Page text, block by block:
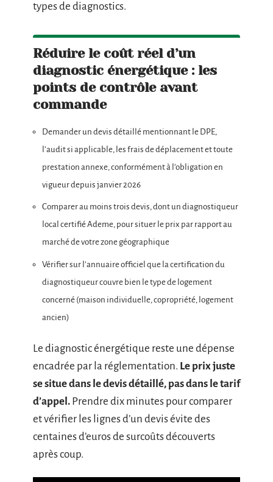
types de diagnostics.
Réduire le coût réel d’un
diagnostic énergétique : les
points de contrôle avant
commande
Demander un devis détaillé mentionnant le DPE,
l’audit si applicable, les frais de déplacement et toute
prestation annexe, conformément à l’obligation en
vigueur depuis janvier 2026
Comparer au moins trois devis, dont un diagnostiqueur
local certifié Ademe, pour situer le prix par rapport au
marché de votre zone géographique
Vérifier sur l’annuaire officiel que la certification du
diagnostiqueur couvre bien le type de logement
concerné (maison individuelle, copropriété, logement
ancien)
Le diagnostic énergétique reste une dépense
encadrée par la réglementation. Le prix juste
se situe dans le devis détaillé, pas dans le tarif
d’appel. Prendre dix minutes pour comparer
et vérifier les lignes d’un devis évite des
centaines d’euros de surcoûts découverts
après coup.